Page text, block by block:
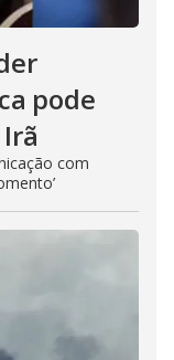
pode
com